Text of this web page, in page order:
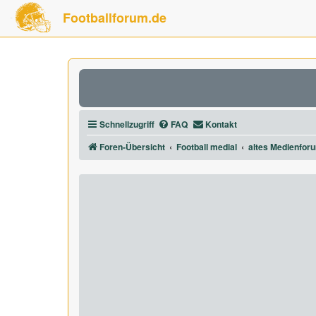
Footballforum.de
Schnellzugriff FAQ
Kontakt
Foren-Übersicht
Football medial altes